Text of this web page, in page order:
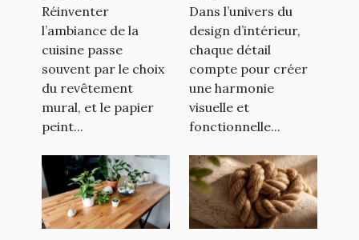
idéal pour
votre cuisine
Réinventer
l’ambiance de la
cuisine passe
souvent par le choix
du revêtement
mural, et le papier
peint...
elles
l'esthétique
intérieure ?
Dans l’univers du
design d’intérieur,
chaque détail
compte pour créer
une harmonie
visuelle et
fonctionnelle...